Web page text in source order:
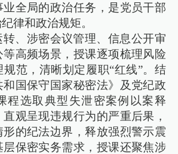
全局的政治任务，是党员干部
律和政治规矩。
转、涉密会议管理、信息公开审
高频场景，授课逐项梳理风险
范，清晰划定履职“红线”。结
国保守国家秘密法》及党纪政
程选取典型失泄密案例以案释
观呈现违规行为的严重后果，
形的纪法边界，释放强烈警示震
保密实务需求，授课还聚焦涉